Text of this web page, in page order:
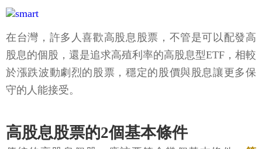
在台灣，許多人喜歡高股息股票，不管是可以配發高
股息的個股，還是追求高殖利率的高股息型ETF，相較
於漲跌波動劇烈的股票，穩定的股價與股息讓更多保
守的人能接受。
高股息股票的2個基本條件